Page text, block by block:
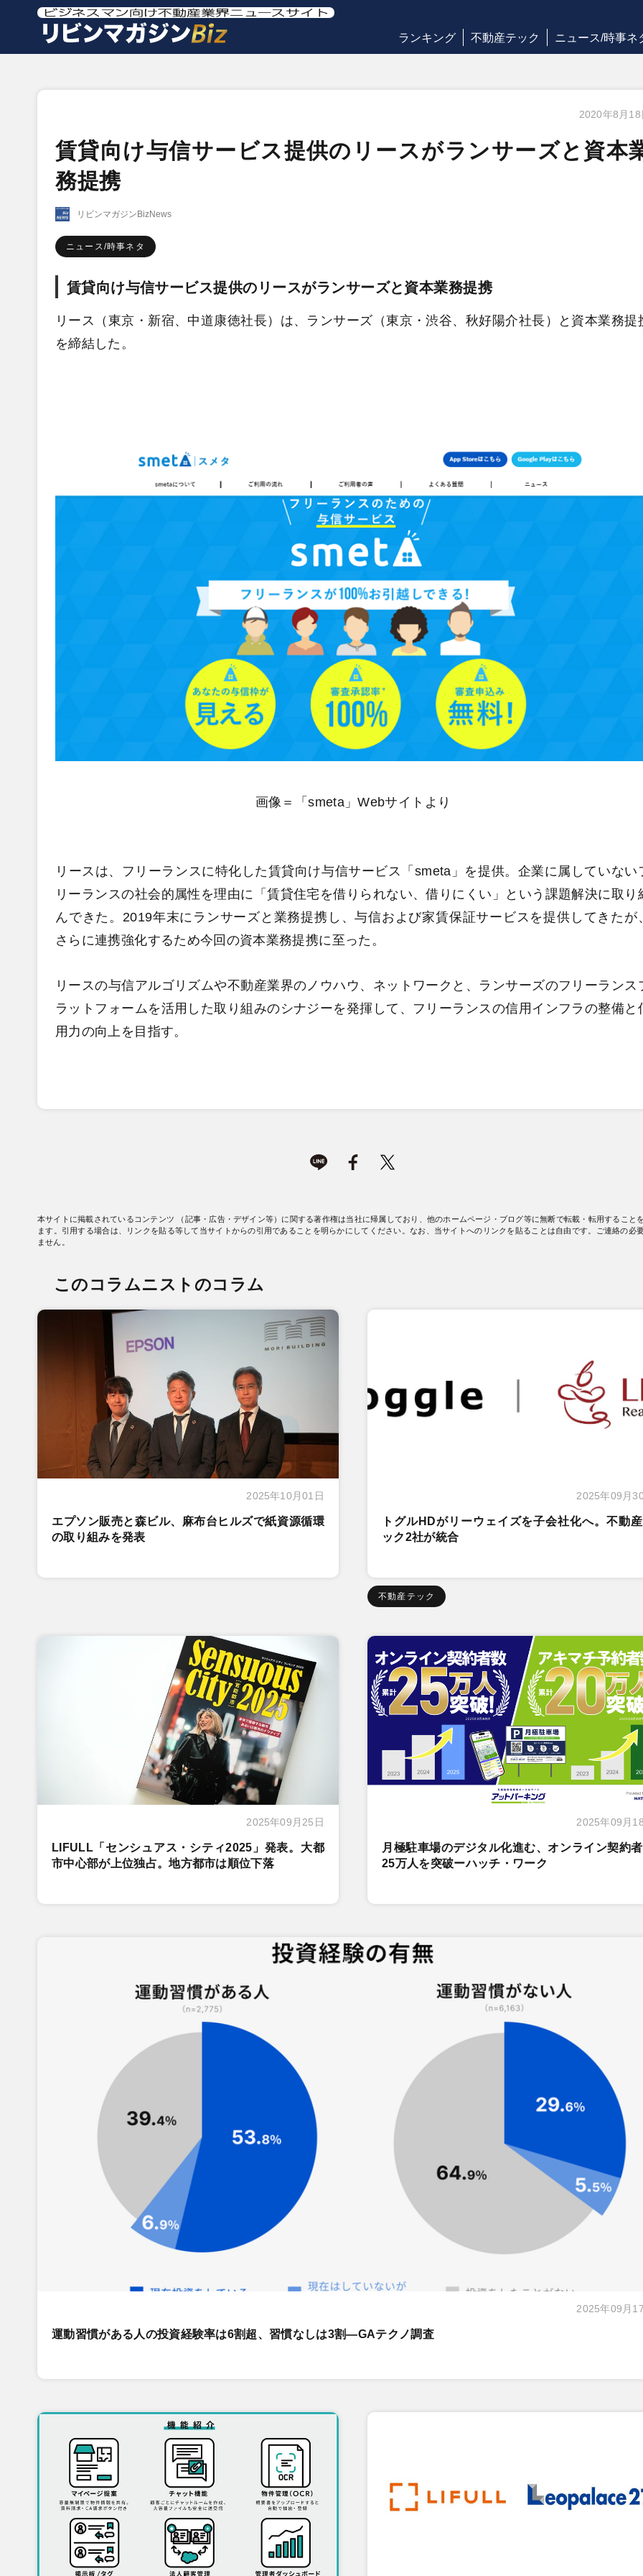
ランキング 不動産テック ニュース/時事ネ
2020年8月18
賃貸向け与信サービス提供のリースがランサーズと資本
務提携
リビンマガジンBizNews
ニュース/時事ネタ
賃貸向け与信サービス提供のリースがランサーズと資本業務提携
リース（東京・新宿、中道康徳社長）は、ランサーズ（東京・渋谷、秋好陽介社長）と資本業務提
を締結した。
画像＝「smeta」Webサイトより
リースは、フリーランスに特化した賃貸向け与信サービス「smeta」を提供。企業に属していない
リーランスの社会的属性を理由に「賃貸住宅を借りられない、借りにくい」という課題解決に取り
んできた。 2019年末にランサーズと業務提携し、与信および家賃保証サービスを提供してきたが
さらに連携強化するため今回の資本業務提携に至った。
リースの与信アルゴリズムや不動産業界のノウハウ、ネットワークと、ランサーズのフリーランス
ラットフォームを活用した取り組みのシナジーを発揮して、フリーランスの信用インフラの整備と
用力の向上を目指す。
本サイトに掲載されているコンテンツ （記事・広告・デザイン等）に関する著作権は当社に帰属しており、他のホームページ・ブログ等に無断で転載・転用すること
ます。引用する場合は、リンクを貼る等して当サイトからの引用であることを明らかにしてください。なお、当サイトへのリンクを貼ることは自由です。ご連絡の必
ません。
このコラムニストのコラム
2025年10月01日
エプソン販売と森ビル、麻布台ヒルズで紙資源循環
の取り組みを発表
2025年09月
トグルHDがリーウェイズを子会社化へ。不動
ック2社が統合
不動産テック
2025年09月25日
LIFULL「センシュアス・シティ2025」発表。大都
市中心部が上位独占。地方都市は順位下落
2025年09月
月極駐車場のデジタル化進む、オンライン契約
25万人を突破ーハッチ・ワーク
2025年09月
運動習慣がある人の投資経験率は6割超、習慣なしは3割―GAテクノ調査